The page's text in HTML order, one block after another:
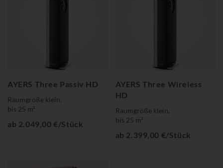
AYERS Three Passiv HD
Raumgröße klein,
bis 25 m²
ab 2.049,00 €/Stück
AYERS Three Wireless
HD
Raumgröße klein,
bis 25 m²
ab 2.399,00 €/Stück